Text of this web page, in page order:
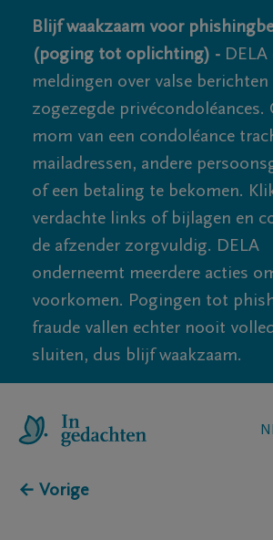
Blijf waakzaam voor
(poging tot oplichting) -
meldingen over valse berichten
zogezegde privécondoléances.
mom van een condoléance
mailadressen, andere
of een betaling te bekomen.
verdachte links of bijlagen en
de afzender zorgvuldig. DELA
onderneemt meerdere acties
voorkomen. Pogingen tot
fraude vallen echter nooit
sluiten, dus blijf waakzaam.
← Vorige